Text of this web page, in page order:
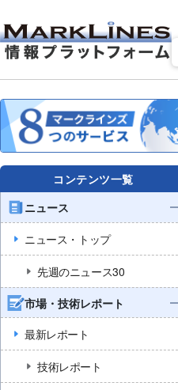
コンテンツ一覧
ニュース
ニュース・トップ
先週のニュース30
市場・技術レポート
最新レポート
技術レポート